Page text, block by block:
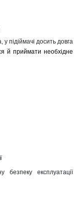
підіймачі досить довга
й приймати необхідне
безпеку експлуатації